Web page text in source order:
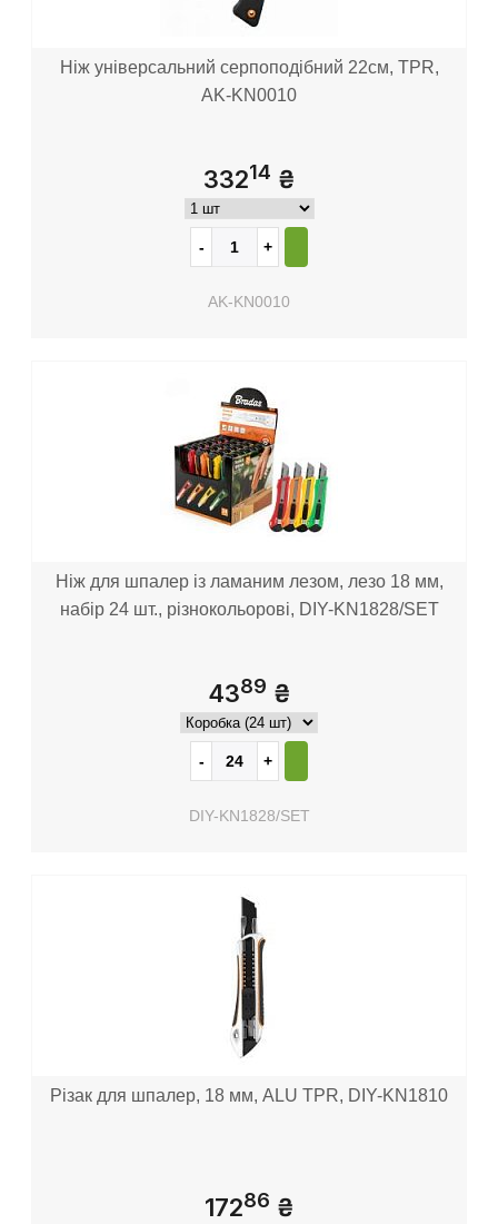
Ніж універсальний серпоподібний 22см, TPR,
AK-KN0010
33214 ₴
AK-KN0010
Ніж для шпалер із ламаним лезом, лезо 18 мм,
набір 24 шт., різнокольорові, DIY-KN1828/SET
4389 ₴
DIY-KN1828/SET
Різак для шпалер, 18 мм, ALU TPR, DIY-KN1810
17286 ₴